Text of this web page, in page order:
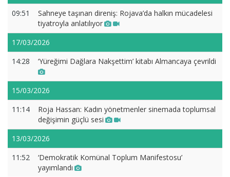
09:51
Sahneye taşınan direniş: Rojava’da halkın mücadelesi
tiyatroyla anlatılıyor
17/03/2026
14:28
‘Yüreğimi Dağlara Nakşettim’ kitabı Almancaya çevrildi
15/03/2026
11:14
Roja Hassan: Kadın yönetmenler sinemada toplumsal
değişimin güçlü sesi
13/03/2026
11:52
‘Demokratik Komünal Toplum Manifestosu’
yayımlandı